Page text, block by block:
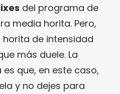
del programa de
media horita. Pero,
de intensidad
más duele. La
que, en este caso,
y no dejes para